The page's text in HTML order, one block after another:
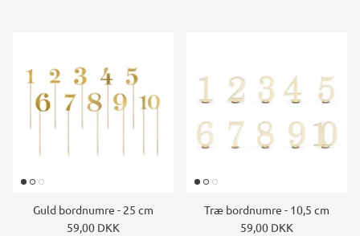
Guld bordnumre - 25 cm
59,00 DKK
Træ bordnumre - 10,5 cm
59,00 DKK